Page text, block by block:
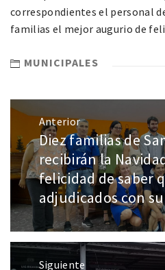
correspondientes el personal
familias el mejor augurio de
MUNICIPALES
Anterior
Diez familias de
recibirán la
felicidad de saber
adjudicados con
Siguiente